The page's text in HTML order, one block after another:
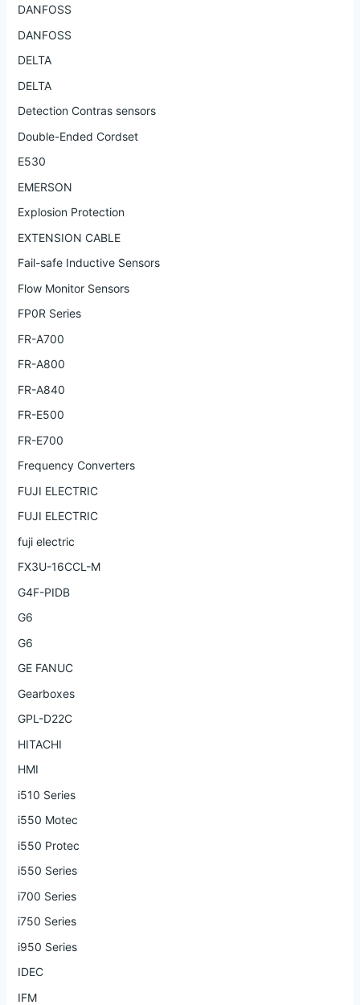
DANFOSS
DANFOSS
DELTA
DELTA
Detection Contras sensors
Double-Ended Cordset
E530
EMERSON
Explosion Protection
EXTENSION CABLE
Fail-safe Inductive Sensors
Flow Monitor Sensors
FP0R Series
FR-A700
FR-A800
FR-A840
FR-E500
FR-E700
Frequency Converters
FUJI ELECTRIC
FUJI ELECTRIC
fuji electric
FX3U-16CCL-M
G4F-PIDB
G6
G6
GE FANUC
Gearboxes
GPL-D22C
HITACHI
HMI
i510 Series
i550 Motec
i550 Protec
i550 Series
i700 Series
i750 Series
i950 Series
IDEC
IFM